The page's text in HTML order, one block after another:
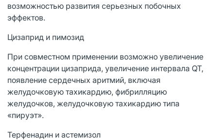
возможностью развития серьезных побочных
эффектов.
Цизаприд и пимозид
При совместном применении возможно увеличение
концентрации цизаприда, увеличение интервала QT,
появление сердечных аритмий, включая
желудочковую тахикардию, фибрилляцию
желудочков, желудочковую тахикардию типа
«пируэт».
Терфенадин и астемизол